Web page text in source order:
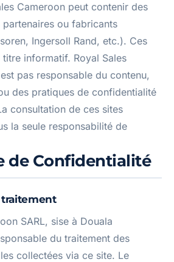
Cameroon peut contenir des
partenaires ou fabricants
Ingersoll Rand, etc.). Ces
informatif. Royal Sales
pas responsable du contenu,
des pratiques de confidentialité
consultation de ces sites
la seule responsabilité de
de Confidentialité
traitement
SARL, sise à Douala
du traitement des
collectées via ce site. Le